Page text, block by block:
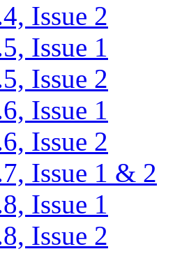
Issue 2
Issue 1
Issue 2
Issue 1
Issue 2
Issue 1 & 2
Issue 1
Issue 2